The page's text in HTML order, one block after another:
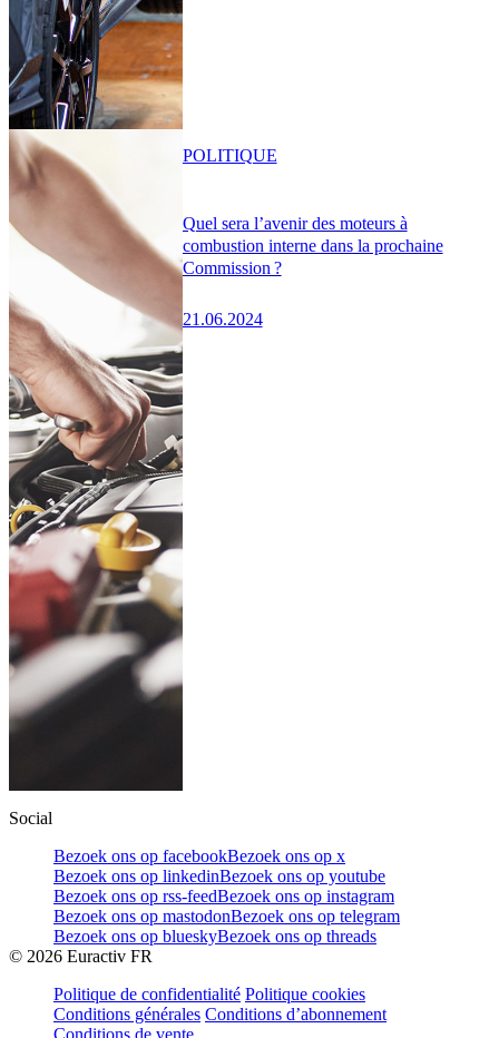
Quel sera l’avenir des moteurs à
combustion interne dans la prochaine
Commission ?
21.06.2024
POLITIQUE
Social
Bezoek ons op facebookBezoek ons op x
Bezoek ons op linkedinBezoek ons op youtube
Bezoek ons op rss-feedBezoek ons op instagram
Bezoek ons op mastodonBezoek ons op telegram
Bezoek ons op blueskyBezoek ons op threads
© 2026 Euractiv FR
Politique de confidentialité Politique cookies
Conditions générales Conditions d’abonnement